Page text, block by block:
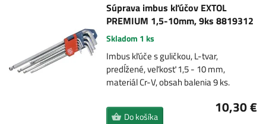
Súprava imbus kľúčov EXTOL
PREMIUM 1,5-10mm, 9ks 8819312
Skladom 1 ks
Imbus kľúče s guličkou, L-tvar,
predĺžené, veľkosť 1,5 - 10 mm,
materiál Cr-V, obsah balenia 9 ks.
10,30 €
Do košíka